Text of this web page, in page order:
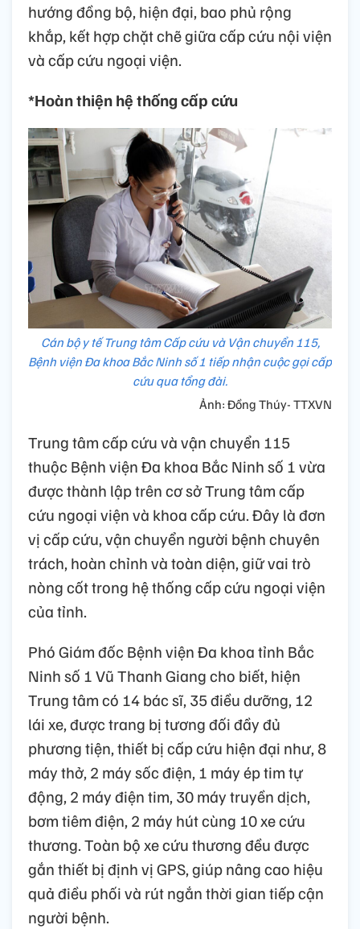
hướng đồng bộ, hiện đại, bao phủ rộng
khắp, kết hợp chặt chẽ giữa cấp cứu nội viện
và cấp cứu ngoại viện.
*Hoàn thiện hệ thống cấp cứu
Cán bộ y tế Trung tâm Cấp cứu và Vận chuyển 115,
Bệnh viện Đa khoa Bắc Ninh số 1 tiếp nhận cuộc gọi cấp
cứu qua tổng đài.
Ảnh: Đồng Thúy- TTXVN
Trung tâm cấp cứu và vận chuyển 115
thuộc Bệnh viện Đa khoa Bắc Ninh số 1 vừa
được thành lập trên cơ sở Trung tâm cấp
cứu ngoại viện và khoa cấp cứu. Đây là đơn
vị cấp cứu, vận chuyển người bệnh chuyên
trách, hoàn chỉnh và toàn diện, giữ vai trò
nòng cốt trong hệ thống cấp cứu ngoại viện
của tỉnh.
Phó Giám đốc Bệnh viện Đa khoa tỉnh Bắc
Ninh số 1 Vũ Thanh Giang cho biết, hiện
Trung tâm có 14 bác sĩ, 35 điều dưỡng, 12
lái xe, được trang bị tương đối đầy đủ
phương tiện, thiết bị cấp cứu hiện đại như, 8
máy thở, 2 máy sốc điện, 1 máy ép tim tự
động, 2 máy điện tim, 30 máy truyền dịch,
bơm tiêm điện, 2 máy hút cùng 10 xe cứu
thương. Toàn bộ xe cứu thương đều được
gắn thiết bị định vị GPS, giúp nâng cao hiệu
quả điều phối và rút ngắn thời gian tiếp cận
người bệnh.